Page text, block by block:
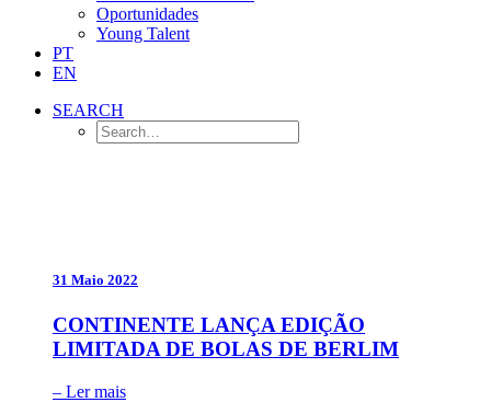
Oportunidades
Young Talent
PT
EN
SEARCH
31 Maio 2022
CONTINENTE LANÇA EDIÇÃO
LIMITADA DE BOLAS DE BERLIM
– Ler mais